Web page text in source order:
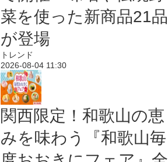
菜を使った新商品21品
が登場
トレンド
2026-08-04 11:30
関西限定！和歌山の恵
みを味わう『和歌山毎